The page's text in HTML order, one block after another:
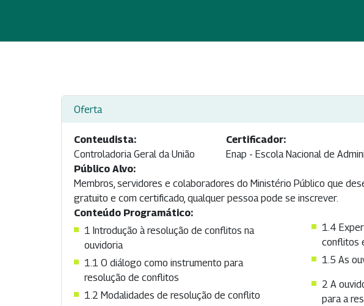
Oferta
Conteudista:
Controladoria Geral da União
Certificador:
Enap - Escola Nacional de
Público Alvo:
Membros, servidores e colaboradores do Ministério Público que
gratuito e com certificado, qualquer pessoa pode se inscrever.
Conteúdo Programático:
1 Introdução à resolução de conflitos na
ouvidoria
1.1 O diálogo como instrumento para
resolução de conflitos
1.2 Modalidades de resolução de conflito
1.4
conflitos
1.5 As
2 A
para a